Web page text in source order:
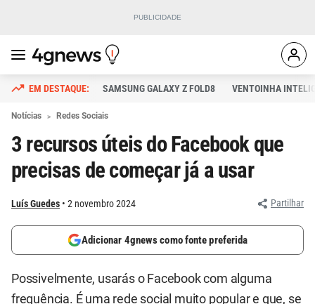
SAMSUNG GALAXY Z FOLD8 VENTOINHA
Notícias Redes Sociais
3 recursos úteis do Facebook que
precisas de começar já a usar
Luís Guedes 2 novembro 2024 Partilhar
Adicionar 4gnews como fonte preferida
Possivelmente, usarás o Facebook com alguma
frequência. É uma rede social muito popular e que, se